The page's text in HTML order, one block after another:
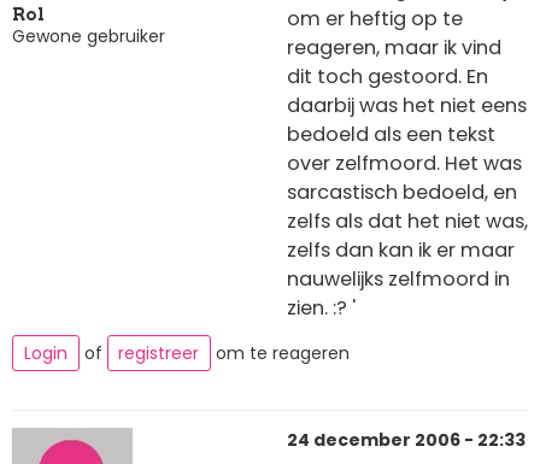
Rol
Gewone gebruiker
om er heftig op te
reageren, maar ik vind
dit toch gestoord. En
daarbij was het niet eens
bedoeld als een tekst
over zelfmoord. Het was
sarcastisch bedoeld, en
zelfs als dat het niet was,
zelfs dan kan ik er maar
nauwelijks zelfmoord in
zien. :? '
Login of registreer om te reageren
24 december 2006 - 22:33